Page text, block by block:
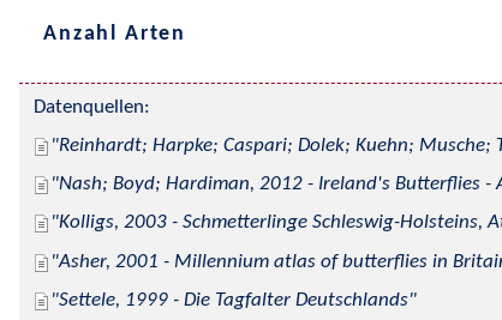
Anzahl Arten
Datenquellen:
Reinhardt; Harpke; Caspari; Dolek; Kuehn;
Nash; Boyd; Hardiman, 2012 - Ireland's Butterflies -
Kolligs, 2003 - Schmetterlinge Schleswig-Holsteins,
Asher, 2001 - Millennium atlas of butterflies in
Settele, 1999 - Die Tagfalter Deutschlands